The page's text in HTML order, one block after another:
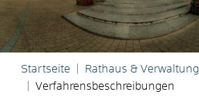
Startseite Rathaus & Verwaltung
Verfahrensbeschreibungen